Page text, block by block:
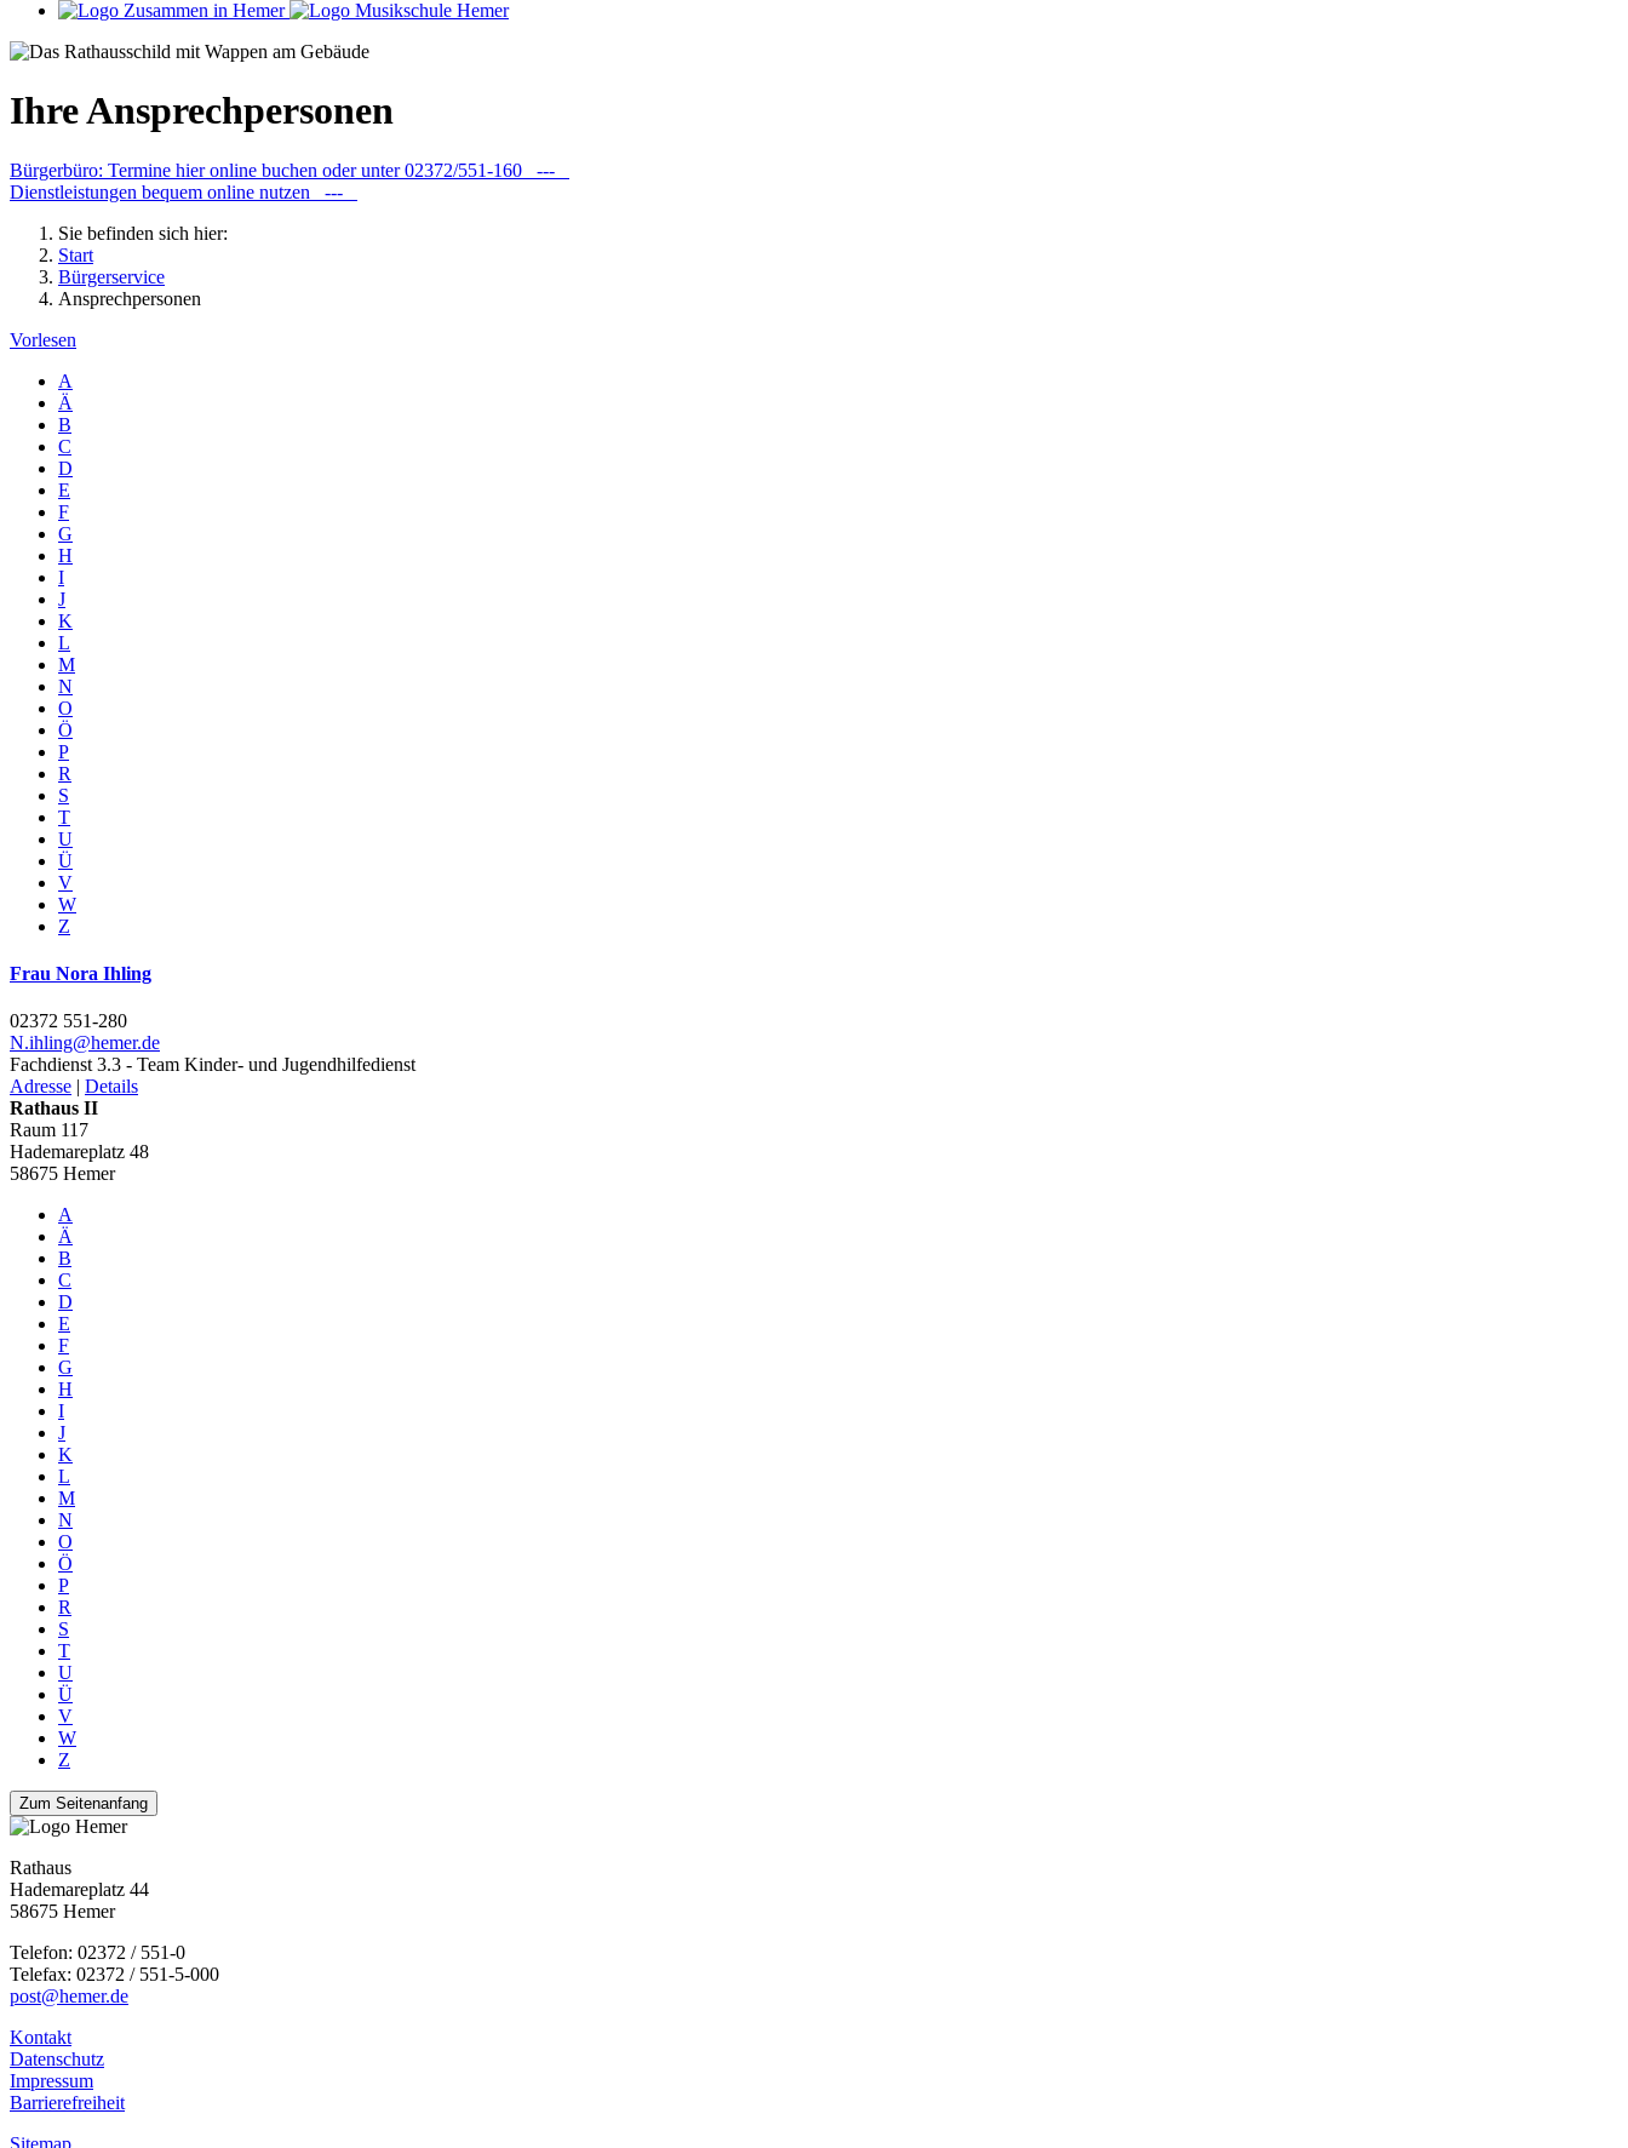
Ihre Ansprechpersonen
Bürgerbüro: Termine hier online buchen oder unter 02372/551-160 ---
Dienstleistungen bequem online nutzen ---
Sie befinden sich hier:
Start
Bürgerservice
Ansprechpersonen
Vorlesen
A
Ä
B
C
D
E
F
G
H
I
J
K
L
M
N
O
Ö
P
R
S
T
U
Ü
V
W
Z
Frau Nora Ihling
02372 551-280
N.ihling@​hemer.de
Fachdienst 3.3 - Team Kinder- und Jugendhilfedienst
Adresse | Details
Rathaus II
Raum 117
Hademareplatz 48
58675 Hemer
A
Ä
B
C
D
E
F
G
H
I
J
K
L
M
N
O
Ö
P
R
S
T
U
Ü
V
W
Z
Zum Seitenanfang
Rathaus
Hademareplatz 44
58675 Hemer
Telefon: 02372 / 551-0
Telefax: 02372 / 551-5-000
post@hemer.de
Kontakt
Datenschutz
Impressum
Barrierefreiheit